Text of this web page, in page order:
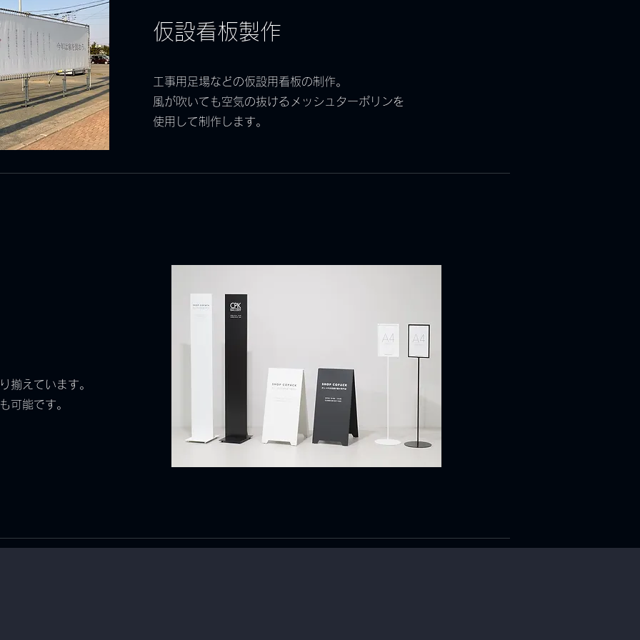
仮設看板製作
工事用足場などの仮設用看板の制作。
風が吹いても空気の抜けるメッシュターポリンを
使用して制作します。
揃えています。​​
可能です。